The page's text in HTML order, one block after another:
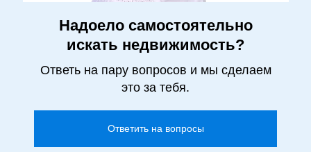
Надоело самостоятельно
искать недвижимость?
Ответь на пару вопросов и мы сделаем
это за тебя.
Ответить на вопросы